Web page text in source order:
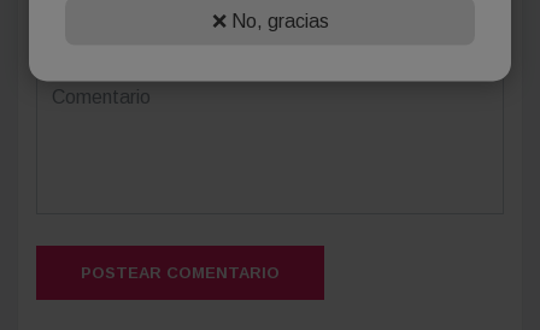
(Su email no será publicado)
POSTEAR COMENTARIO
❌ No, gracias